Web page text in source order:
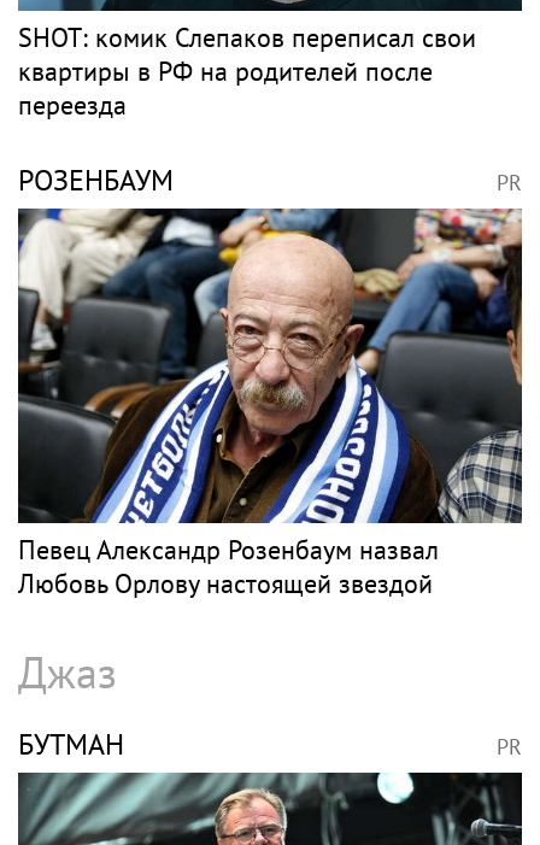
SHOT: комик Слепаков переписал свои
квартиры в РФ на родителей после
переезда
РОЗЕНБАУМ PR
Певец Александр Розенбаум назвал
Любовь Орлову настоящей звездой
Джаз
БУТМАН PR